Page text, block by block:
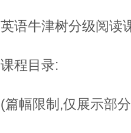
英语牛津树分级阅读
课程目录:
(篇幅限制,仅展示部